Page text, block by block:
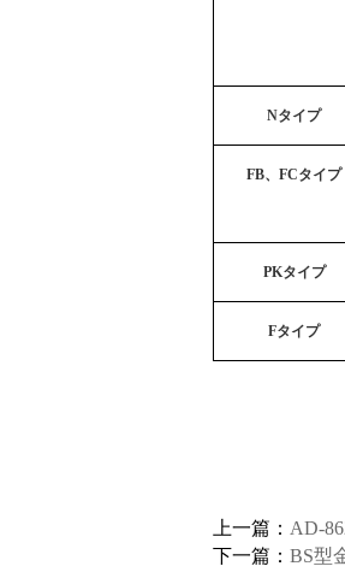
Nタイプ
FB、 FCタイプ
PKタイプ
Fタイプ
上一篇： AD-
下一篇： BS型